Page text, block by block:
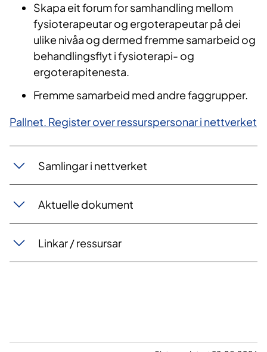
Skapa eit forum for samhandling mellom
fysioterapeutar og ergoterapeutar på dei
ulike nivåa og dermed fremme samarbeid og
behandlingsflyt i fysioterapi- og
ergoterapitenesta.
Fremme samarbeid med andre faggrupper.
P​allnet. Register over ressurspersonar i nettverket​
Samlingar i nettverket
Aktuelle dokument
Linkar / ressursar